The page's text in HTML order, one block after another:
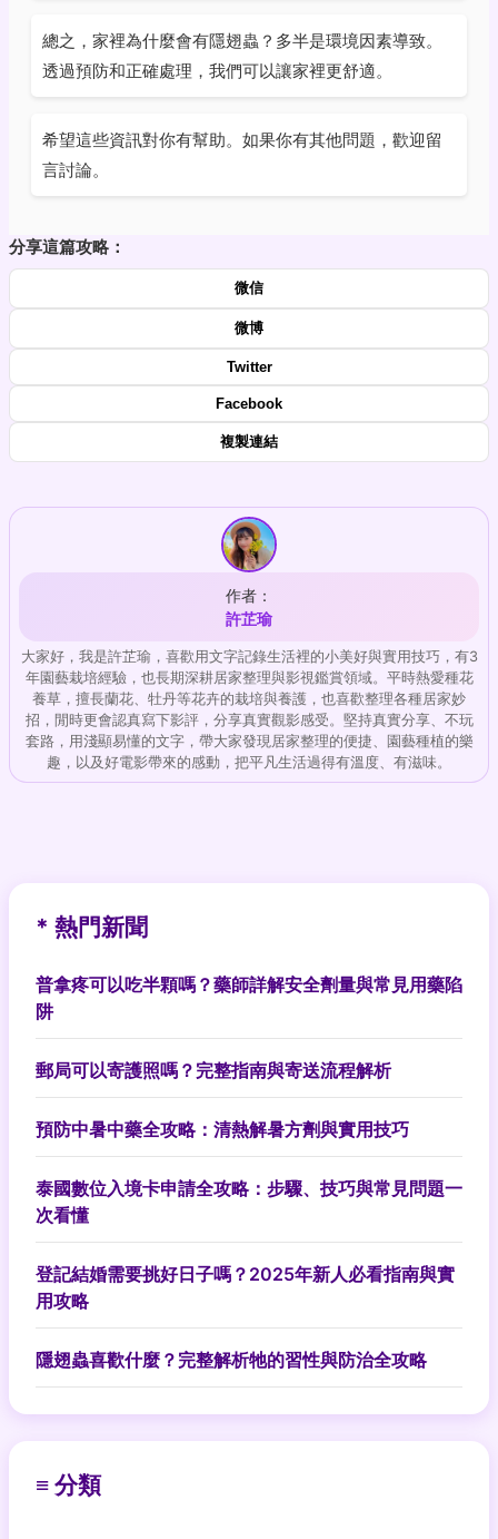
總之，家裡為什麼會有隱翅蟲？多半是環境因素導致。
透過預防和正確處理，我們可以讓家裡更舒適。
希望這些資訊對你有幫助。如果你有其他問題，歡迎留
言討論。
分享這篇攻略：
微信
微博
Twitter
Facebook
複製連結
作者：
許芷瑜
大家好，我是許芷瑜，喜歡用文字記錄生活裡的小美好與實用技巧，有3
年園藝栽培經驗，也長期深耕居家整理與影視鑑賞領域。平時熱愛種花
養草，擅長蘭花、牡丹等花卉的栽培與養護，也喜歡整理各種居家妙
招，閒時更會認真寫下影評，分享真實觀影感受。堅持真實分享、不玩
套路，用淺顯易懂的文字，帶大家發現居家整理的便捷、園藝種植的樂
趣，以及好電影帶來的感動，把平凡生活過得有溫度、有滋味。
* 熱門新聞
普拿疼可以吃半顆嗎？藥師詳解安全劑量與常見用藥陷
阱
郵局可以寄護照嗎？完整指南與寄送流程解析
預防中暑中藥全攻略：清熱解暑方劑與實用技巧
泰國數位入境卡申請全攻略：步驟、技巧與常見問題一
次看懂
登記結婚需要挑好日子嗎？2025年新人必看指南與實
用攻略
隱翅蟲喜歡什麼？完整解析牠的習性與防治全攻略
≡ 分類